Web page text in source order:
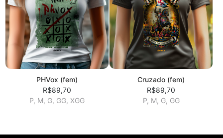
PHVox (fem)
R$89,70
P, M, G, GG, XGG
Cruzado (fem)
R$89,70
P, M, G, GG